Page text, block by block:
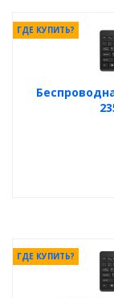
ГДЕ КУПИТЬ?
ГДЕ КУПИТЬ?